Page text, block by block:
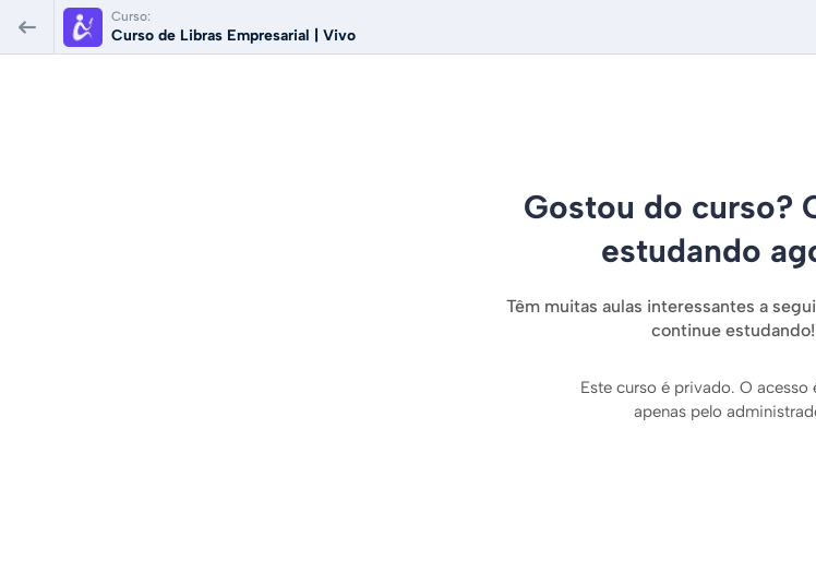
Curso:
Curso de Libras Empresarial | Vivo
Gostou do curso?
estudando
Têm muitas aulas interessantes a
continue estudando!
Este curso é privado. O acesso
apenas pelo